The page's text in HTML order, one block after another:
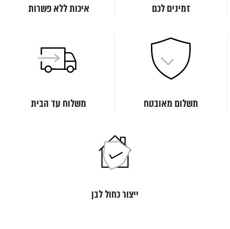
זמינים לכם איכות ללא פשרות
תשלום מאובטח משלוח עד הבית
ייצור כחול לבן